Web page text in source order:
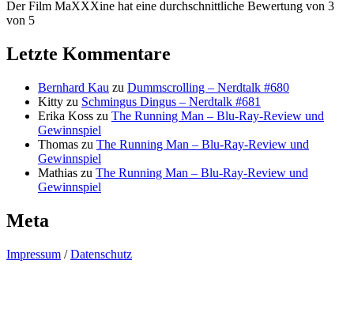
Der Film MaXXXine hat eine durchschnittliche Bewertung von 3
von 5
Letzte Kommentare
Bernhard Kau zu Dummscrolling – Nerdtalk #680
Kitty zu Schmingus Dingus – Nerdtalk #681
Erika Koss zu The Running Man – Blu-Ray-Review und
Gewinnspiel
Thomas zu The Running Man – Blu-Ray-Review und
Gewinnspiel
Mathias zu The Running Man – Blu-Ray-Review und
Gewinnspiel
Meta
Impressum /Datenschutz